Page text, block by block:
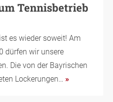
Tennisbetrieb
es wieder soweit! Am
dürfen wir unsere
Die von der Bayrischen
Lockerungen… »